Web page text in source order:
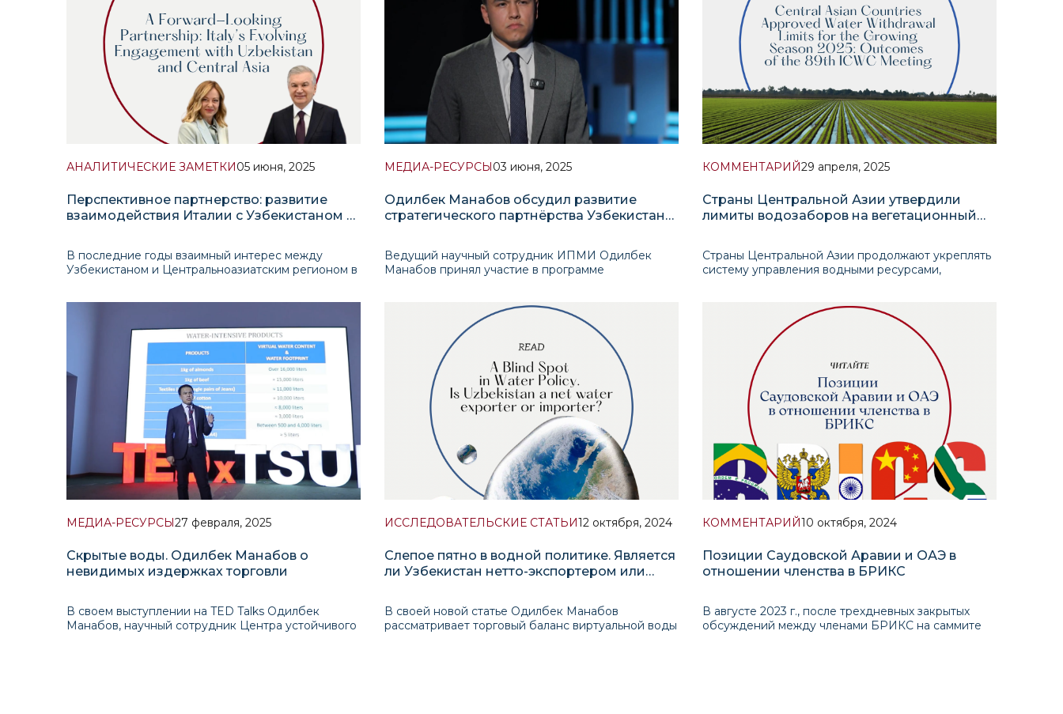
АНАЛИТИЧЕСКИЕ ЗАМЕТКИ05 июня, 2025
Перспективное партнерство: развитие
взаимодействия Италии с Узбекистаном и
В последние годы взаимный интерес между
Узбекистаном и Центральноазиатским регионом в
среди широкой общественности.
С политической то
МЕДИА-РЕСУРСЫ03 июня, 2025
Одилбек Манабов обсудил развитие
стратегического партнёрства Узбекистана
Ведущий научный сотрудник ИПМИ Одилбек
Манабов принял участие в программе
аспекты развития стратегического партнёрства
Узбекистана с Италией. Во время интервь
КОММЕНТАРИЙ29 апреля, 2025
Страны Центральной Азии утвердили
лимиты водозаборов на вегетационный
Страны Центральной Азии продолжают укреплять
систему управления водными ресурсами,
координационной водохозяйственной комиссии
(МКВК) прошло в апреле текущего года в городе
Самарканд. Одним из приоритетных вопро
МЕДИА-РЕСУРСЫ27 февраля, 2025
Скрытые воды. Одилбек Манабов о
невидимых издержках торговли
В своем выступлении на TED Talks Одилбек
Манабов, научный сотрудник Центра устойчивого
ИССЛЕДОВАТЕЛЬСКИЕ СТАТЬИ12 октября, 2024
Слепое пятно в водной политике. Является
ли Узбекистан нетто-экспортером или
В своей новой статье Одилбек Манабов
рассматривает торговый баланс виртуальной воды
КОММЕНТАРИЙ10 октября, 2024
Позиции Саудовской Аравии и ОАЭ в
отношении членства в БРИКС
В августе 2023 г., после трехдневных закрытых
обсуждений между членами БРИКС на саммите